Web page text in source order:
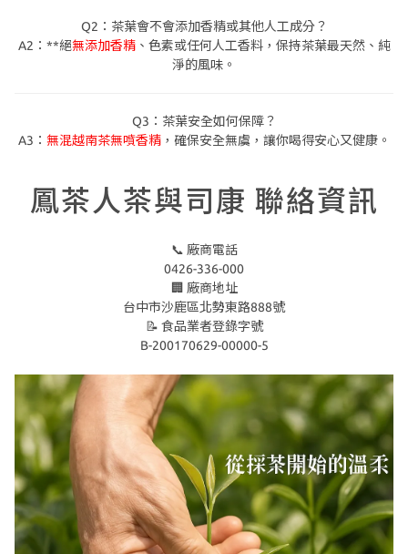
Q2：茶葉會不會添加香精或其他人工成分？
A2：**絕無添加香精、色素或任何人工香料，保持茶葉最天然、純
淨的風味。
Q3：茶葉安全如何保障？
A3： 無混越南茶無噴香精，確保安全無虞，讓你喝得安心又健康。
鳳茶人茶與司康 聯絡資訊
📞 廠商電話
0426-336-000
🏢 廠商地址
台中市沙鹿區北勢東路888號
📝 食品業者登錄字號
B-200170629-00000-5